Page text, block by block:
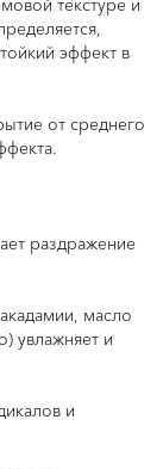
текстуре и
эффект в
от среднего
раздражение
масло
увлажняет и
и